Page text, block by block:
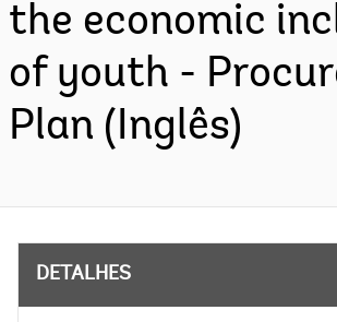
the economic
of youth -
Plan (Inglês)
DETALHES